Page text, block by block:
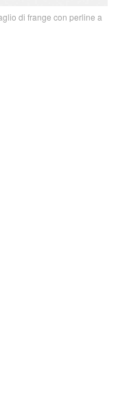
di frange con perline a